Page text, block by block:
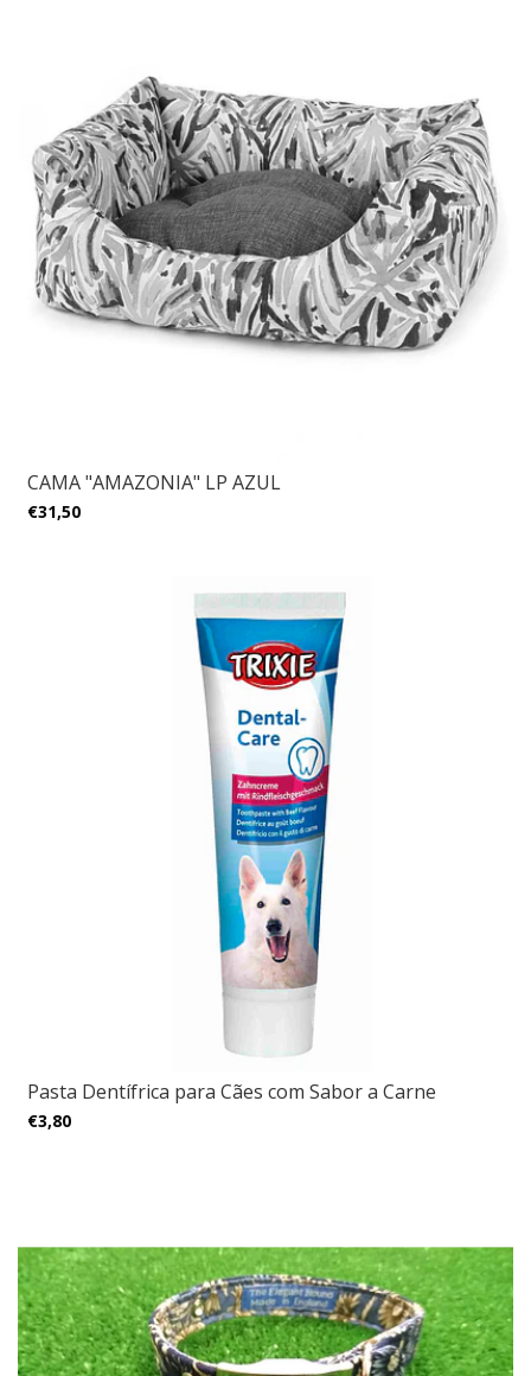
CAMA "AMAZONIA" LP AZUL
€31,50
Pasta Dentífrica para Cães com Sabor a Carne
€3,80